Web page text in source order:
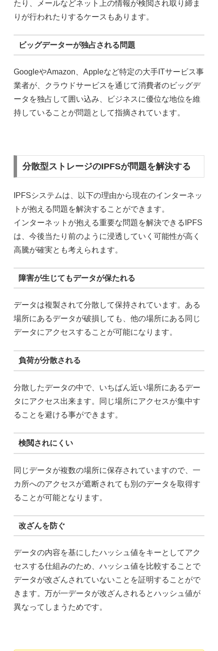
たり、メールなどネット上の情報が検閲され取り締ま
りが行われたりするケースもあります。
ビッグデーターが独占される問題
GoogleやAmazon、 Appleなど特定の大手 ITサービス事
業者が、クラウドサービスを通じて消費者のビッグデ
ータを独占して囲い込み、ビジネスに優位な地位を維
持していることが問題として指摘されています。
分散型ストレージのIPFSが問題を解決する
IPFSシステムは、以下の理由から現在のインターネッ
トが抱える問題を解決することができます。
インターネットが抱える重要な問題を解決できるIPFS
は、今後当たり前のように浸透していく可能性が高く
高騰が確実とも考えられます。
障害が生じてもデータが保たれる
データは複製されて分散して保持されています。ある
場所にあるデータが破損しても、他の場所にある同じ
データにアクセスすることが可能になります。
負荷が分散される
分散したデータの中で、いちばん近い場所にあるデー
タにアクセス出来ます。同じ場所にアクセスが集中す
ることを避ける事ができます。
検閲されにくい
同じデータが複数の場所に保存されていますので、一
カ所へのアクセスが遮断されても別のデータを取得す
ることが可能となります。
改ざんを防ぐ
データの内容を基にしたハッシュ値をキーとしてアク
セスする仕組みのため、ハッシュ値を比較することで
データが改ざんされていないことを証明することがで
きます。万が一データが改ざんされるとハッシュ値が
異なってしまうためです。